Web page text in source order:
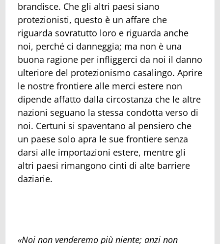
brandisce. Che gli altri paesi siano
protezionisti, questo è un affare che
riguarda sovratutto loro e riguarda anche
noi, perché ci danneggia; ma non è una
buona ragione per infliggerci da noi il danno
ulteriore del protezionismo casalingo. Aprire
le nostre frontiere alle merci estere non
dipende affatto dalla circostanza che le altre
nazioni seguano la stessa condotta verso di
noi. Certuni si spaventano al pensiero che
un paese solo apra le sue frontiere senza
darsi alle importazioni estere, mentre gli
altri paesi rimangono cinti di alte barriere
daziarie.
«Noi non venderemo più niente; anzi non